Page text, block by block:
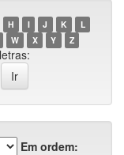
H I J K
L
W X Y Z
Em ordem: